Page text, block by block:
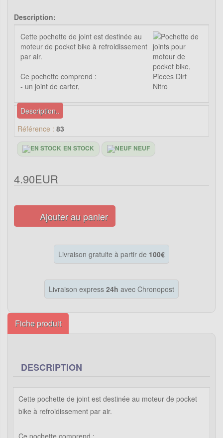
Description:
Cette pochette de joint est destinée au
moteur de pocket bike à refroidissement
par air.
Ce pochette comprend :
- un joint de carter,
Description..
Référence : 83
EN STOCK NEUF
4.90EUR
Ajouter au panier
Livraison gratuite à partir de 100€
Livraison express 24h avec Chronopost
Fiche produit
DESCRIPTION
Cette pochette de joint est destinée au moteur de pocket
bike à refroidissement par air.
Ce pochette comprend :